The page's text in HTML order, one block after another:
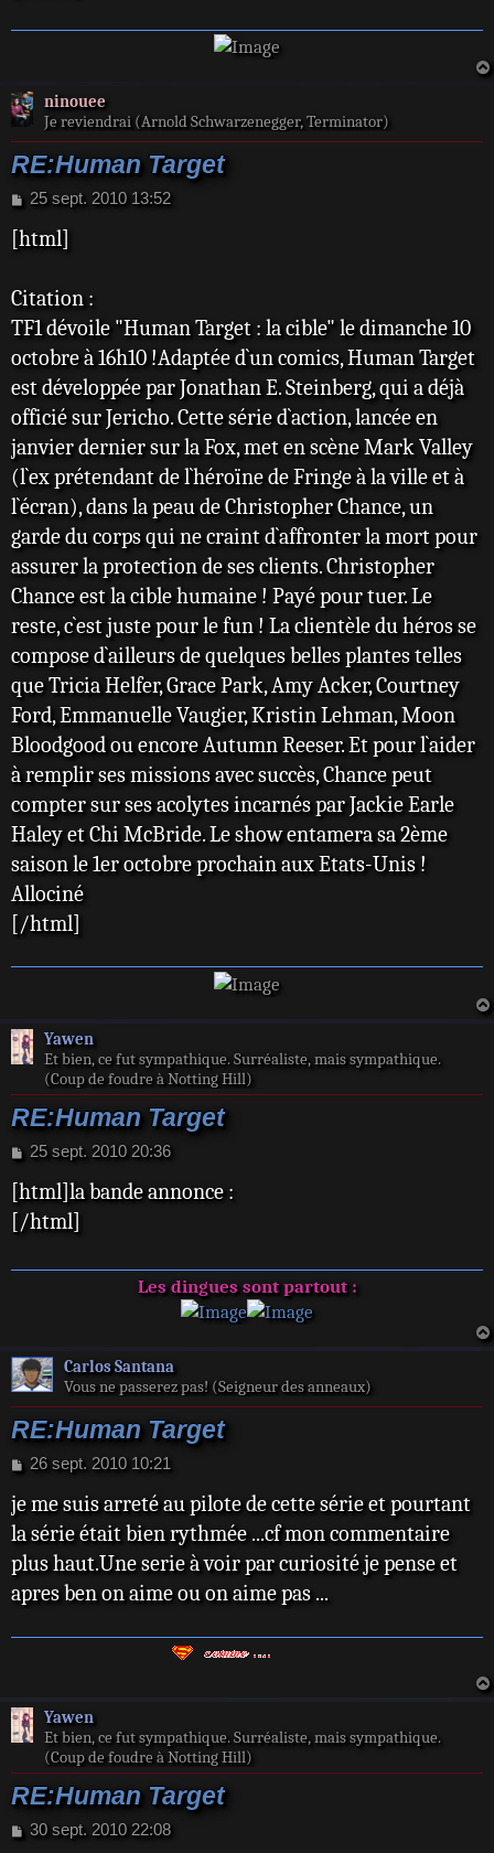
ninouee
Je reviendrai (Arnold Schwarzenegger, Terminator)
RE:Human Target
M
s
g
e
25 sept. 2010 13:52
[html]
Citation :
TF1 dévoile "Human Target : la cible" le dimanche 10
octobre à 16h10 !Adaptée d`un comics, Human Target
est développée par Jonathan E. Steinberg, qui a déjà
officié sur Jericho. Cette série d`action, lancée en
janvier dernier sur la Fox, met en scène Mark Valley
(l`ex prétendant de l`héroïne de Fringe à la ville et à
l`écran), dans la peau de Christopher Chance, un
garde du corps qui ne craint d`affronter la mort pour
assurer la protection de ses clients. Christopher
Chance est la cible humaine ! Payé pour tuer. Le
reste, c`est juste pour le fun ! La clientèle du héros se
compose d`ailleurs de quelques belles plantes telles
que Tricia Helfer, Grace Park, Amy Acker, Courtney
Ford, Emmanuelle Vaugier, Kristin Lehman, Moon
Bloodgood ou encore Autumn Reeser. Et pour l`aider
à remplir ses missions avec succès, Chance peut
compter sur ses acolytes incarnés par Jackie Earle
Haley et Chi McBride. Le show entamera sa 2ème
saison le 1er octobre prochain aux Etats-Unis !
Allociné
[/html]
Yawen
Et bien, ce fut sympathique. Surréaliste, mais sympathique.
(Coup de foudre à Notting Hill)
RE:Human Target
M
s
s
a
e
25 sept. 2010 20:36
[html]la bande annonce :
[/html]
Les dingues sont partout :
Carlos Santana
Vous ne passerez pas! (Seigneur des anneaux)
RE:Human Target
M
s
a
g
26 sept. 2010 10:21
je me suis arreté au pilote de cette série et pourtant
la série était bien rythmée ...cf mon commentaire
plus haut.Une serie à voir par curiosité je pense et
apres ben on aime ou on aime pas ...
Yawen
Et bien, ce fut sympathique. Surréaliste, mais sympathique.
(Coup de foudre à Notting Hill)
RE:Human Target
M
30 sept. 2010 22:08